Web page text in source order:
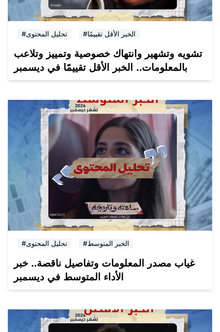
#تحليل المحتوى #الخبر الأقل تقييمًا
تشويه وتشهير وانتهاك خصوصية وتمييز وتلاعب
بالمعلومات.. الخبر الأقل تقييمًا في ديسمبر
#تحليل المحتوى #الخبر المتوسط
غياب مصدر المعلومات وتفاصيل ناقصة.. خبر
الأداء المتوسط في ديسمبر